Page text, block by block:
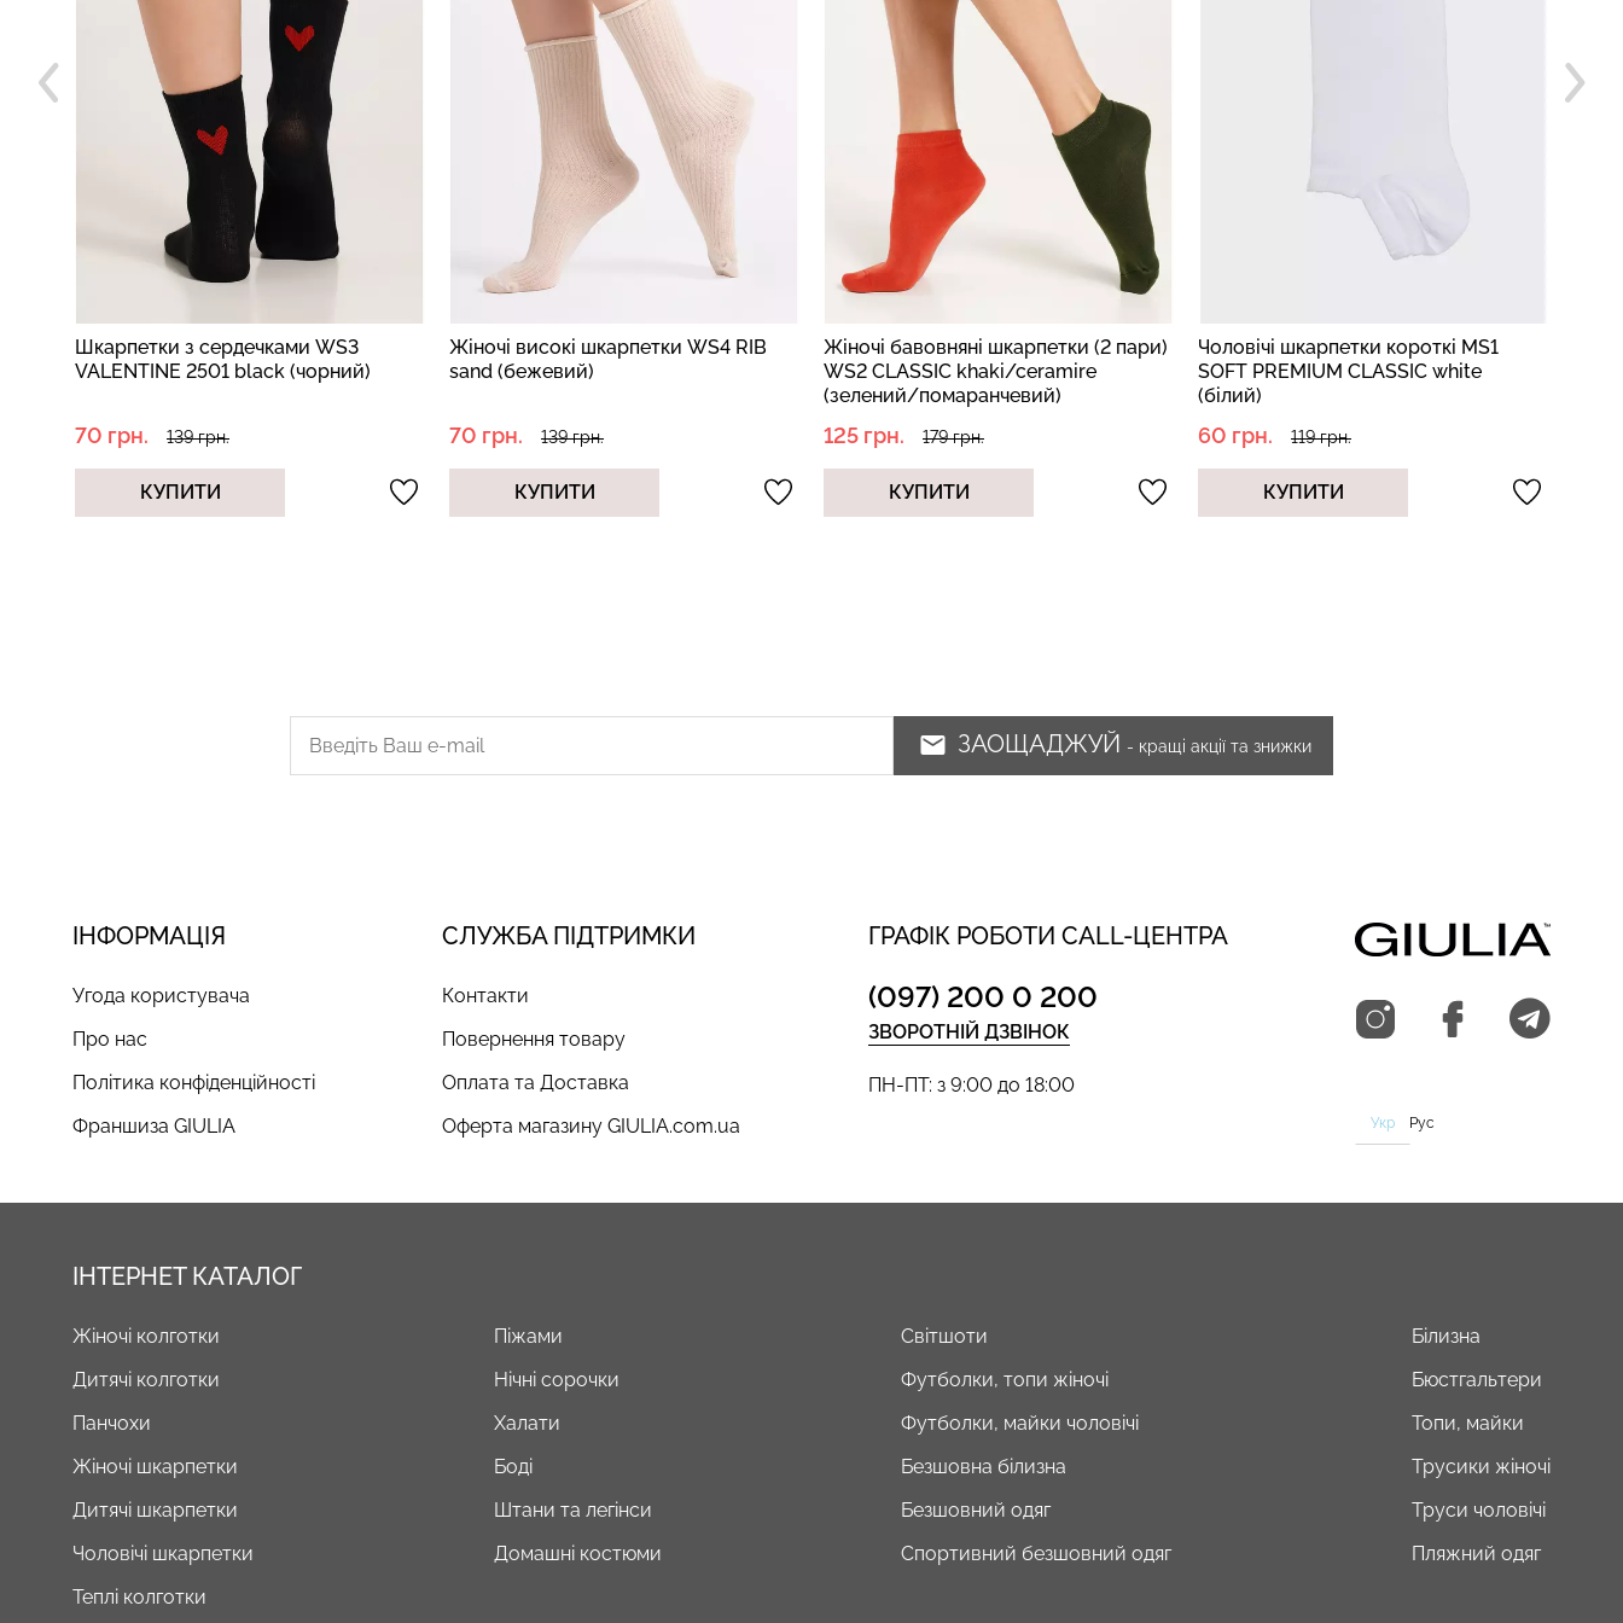
Шкарпетки з сердечками WS3
VALENTINE 2501 black (чорний)
70 грн. 139 грн.
КУПИТИ
Жіночі високі шкарпетки WS4 RIB
sand (бежевий)
70 грн. 139 грн.
КУПИТИ
Жіночі бавовняні шкарпетки (2 пари)
WS2 CLASSIC khaki/ceramire
(зелений/помаранчевий)
125 грн. 179 грн.
КУПИТИ
Чоловічі шкарпетки короткі MS1
SOFT PREMIUM CLASSIC white
(білий)
60 грн. 119 грн.
КУПИТИ
ЗАОЩАДЖУЙ - кращі акції та знижки
ІНФОРМАЦІЯ
Угода користувача
Про нас
Політика конфіденційності
Франшиза GIULIA
СЛУЖБА ПІДТРИМКИ
Контакти
Повернення товару
Оплата та Доставка
Оферта магазину GIULIA.com.ua
ГРАФІК РОБОТИ CALL-ЦЕНТРА
(097) 200 0 200
ЗВОРОТНІЙ ДЗВІНОК
ПН-ПТ: з 9:00 до 18:00
Укр Рус
ІНТЕРНЕТ КАТАЛОГ
Жіночі колготки
Дитячі колготки
Панчохи
Жіночі шкарпетки
Дитячі шкарпетки
Чоловічі шкарпетки
Теплі колготки
Піжами
Нічні сорочки
Халати
Боді
Штани та легінси
Домашні костюми
Світшоти
Футболки, топи жіночі
Футболки, майки чоловічі
Безшовна білизна
Безшовний одяг
Спортивний безшовний одяг
Білизна
Бюстгальтери
Топи, майки
Трусики жіночі
Труси чоловічі
Пляжний одяг